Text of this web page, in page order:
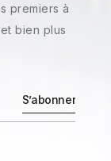
premiers à
bien plus